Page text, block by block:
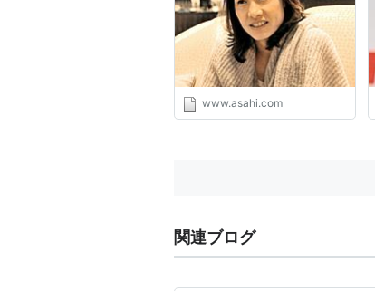
技,陸上：朝日新聞デジタル
www.asahi.com
関連ブログ